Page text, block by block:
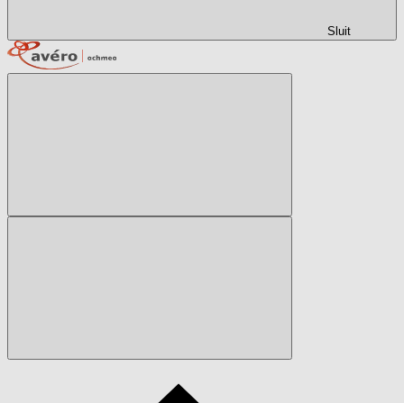
Sluit